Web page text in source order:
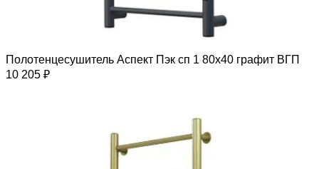
Полотенцесушитель Аспект Пэк сп 1 80х40 графит ВГП
10 205 ₽